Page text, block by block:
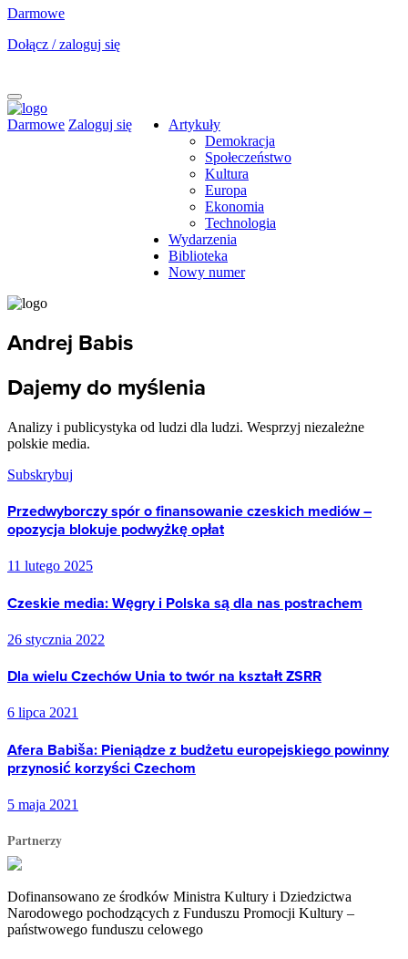
Darmowe
Dołącz / zaloguj się
Darmowe Zaloguj się
Artykuły
Demokracja
Społeczeństwo
Kultura
Europa
Ekonomia
Technologia
Wydarzenia
Biblioteka
Nowy numer
Andrej Babis
Dajemy do myślenia
Analizy i publicystyka od ludzi dla ludzi. Wesprzyj niezależne
polskie media.
Subskrybuj
Przedwyborczy spór o finansowanie czeskich mediów –
opozycja blokuje podwyżkę opłat
11 lutego 2025
Czeskie media: Węgry i Polska są dla nas postrachem
26 stycznia 2022
Dla wielu Czechów Unia to twór na kształt ZSRR
6 lipca 2021
Afera Babiša: Pieniądze z budżetu europejskiego powinny
przynosić korzyści Czechom
5 maja 2021
Partnerzy
Dofinansowano ze środków Ministra Kultury i Dziedzictwa
Narodowego pochodzących z Funduszu Promocji Kultury –
państwowego funduszu celowego